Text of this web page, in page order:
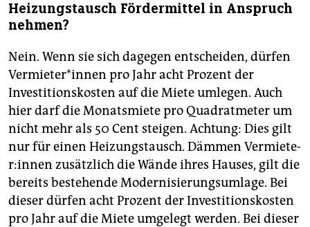
Heizungstausch Fördermittel in Anspruch
nehmen?
Nein. Wenn sie sich dagegen entscheiden, dürfen
Ver­mie­te­r*in­nen pro Jahr acht Prozent der
Investitionskosten auf die Miete umlegen. Auch
hier darf die Monatsmiete pro Quadratmeter um
nicht mehr als 50 Cent steigen. Achtung: Dies gilt
nur für einen Heizungstausch. Dämmen Ver­mie­te­
r:in­nen zusätzlich die Wände ihres Hauses, gilt die
bereits bestehende Modernisierungsumlage. Bei
dieser dürfen acht Prozent der Investitionskosten
pro Jahr auf die Miete umgelegt werden. Bei dieser